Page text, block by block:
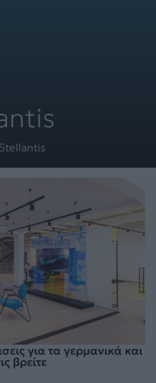
Stellantis
για τα γερμανικά και
βρείτε